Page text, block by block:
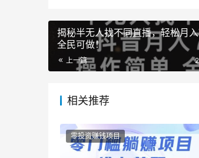
揭秘半无人找不同直播，轻松月
全民可做！
上一篇
相关推荐
零投资赚钱项目